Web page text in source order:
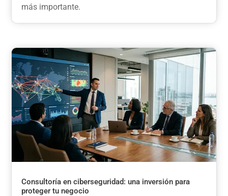
más importante.
Consultoría en ciberseguridad: una inversión para
proteger tu negocio